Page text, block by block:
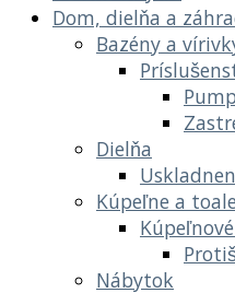
Dom, dielňa a
Bazény a
Dielňa
Kúpeľne a
Nábytok